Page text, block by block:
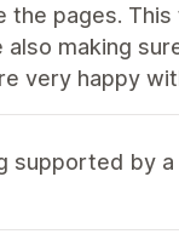
pages.
making
very happy
supported by